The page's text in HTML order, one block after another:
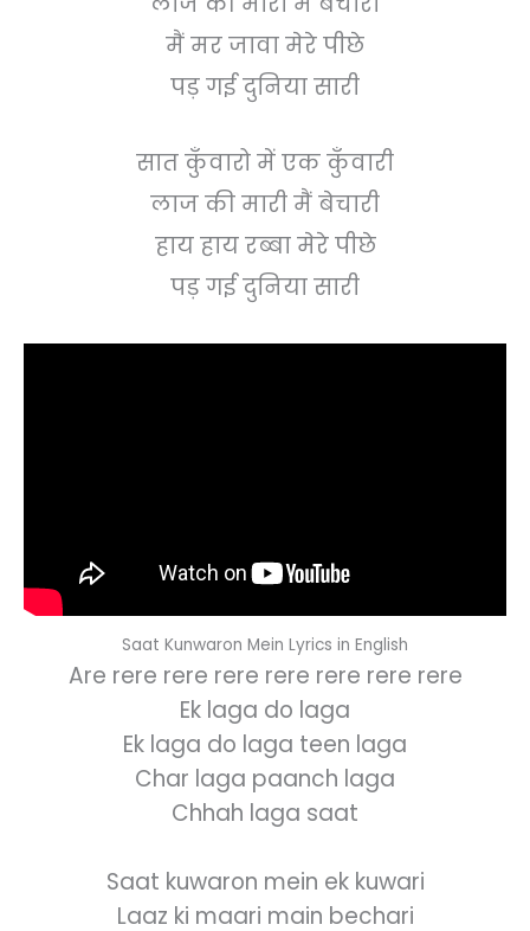
मैं मर जावा मेरे पीछे
पड़ गई दुनिया सारी
सात कुँवारो में एक कुँवारी
लाज की मारी मैं बेचारी
हाय हाय रब्बा मेरे पीछे
पड़ गई दुनिया सारी
Saat Kunwaron Mein Lyrics in English
Are rere rere rere rere rere rere rere
Ek laga do laga
Ek laga do laga teen laga
Char laga paanch laga
Chhah laga saat
Saat kuwaron mein ek kuwari
Laaz ki maari main bechari